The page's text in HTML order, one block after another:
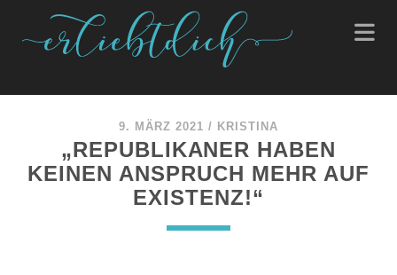
9. MÄRZ 2021 / KRISTINA
„REPUBLIKANER HABEN
KEINEN ANSPRUCH MEHR AUF
EXISTENZ!“